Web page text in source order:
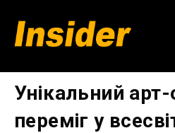
вмісту
Унікальний арт-
переміг у